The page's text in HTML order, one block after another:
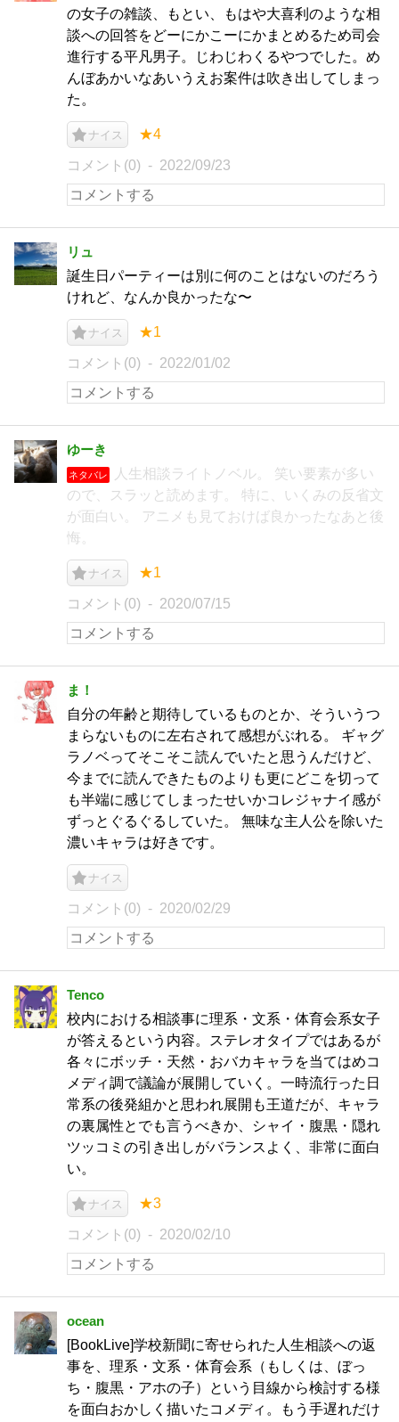
の女子の雑談、もとい、もはや大喜利のような相
談への回答をどーにかこーにかまとめるため司会
進行する平凡男子。じわじわくるやつでした。め
んぼあかいなあいうえお案件は吹き出してしまっ
た。
ナイス ★4
コメント(0) 2022/09/23
リュ
誕生日パーティーは別に何のことはないのだろう
けれど、なんか良かったな〜
ナイス ★1
コメント(0) 2022/01/02
ゆーき
ネタバレ
人生相談ライトノベル。 笑い要素が多い
ので、スラッと読めます。 特に、いくみの反省文
が面白い。 アニメも見ておけば良かったなあと後
悔。
ナイス ★1
コメント(0) 2020/07/15
ま！
自分の年齢と期待しているものとか、そういうつ
まらないものに左右されて感想がぶれる。 ギャグ
ラノベってそこそこ読んでいたと思うんだけど、
今までに読んできたものよりも更にどこを切って
も半端に感じてしまったせいかコレジャナイ感が
ずっとぐるぐるしていた。 無味な主人公を除いた
濃いキャラは好きです。
ナイス
コメント(0) 2020/02/29
Tenco
校内における相談事に理系・文系・体育会系女子
が答えるという内容。ステレオタイプではあるが
各々にボッチ・天然・おバカキャラを当てはめコ
メディ調で議論が展開していく。一時流行った日
常系の後発組かと思われ展開も王道だが、キャラ
の裏属性とでも言うべきか、シャイ・腹黒・隠れ
ツッコミの引き出しがバランスよく、非常に面白
い。
ナイス ★3
コメント(0) 2020/02/10
ocean
[BookLive]学校新聞に寄せられた人生相談への返
事を、理系・文系・体育会系（もしくは、ぼっ
ち・腹黒・アホの子）という目線から検討する様
を面白おかしく描いたコメディ。もう手遅れだけ